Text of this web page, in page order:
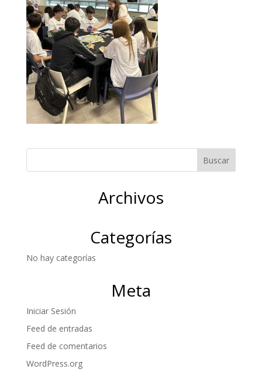
Archivos
Categorías
No hay categorías
Meta
Iniciar Sesión
Feed de entradas
Feed de comentarios
WordPress.org